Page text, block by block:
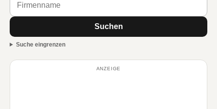
Suchen
Suche eingrenzen
ANZEIGE